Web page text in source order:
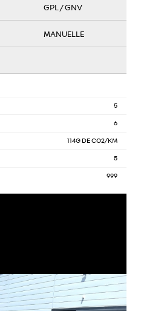
GPL / GNV
MANUELLE
5
6
114G DE CO2/KM
5
999